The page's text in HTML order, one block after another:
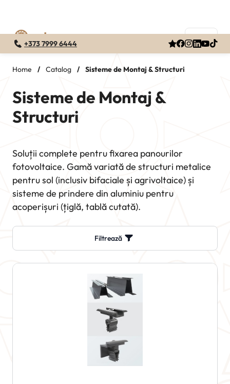
+373 7999 6444
Home / Catalog / Sisteme de Montaj & Structuri
Sisteme de Montaj &
Structuri
Soluții complete pentru fixarea panourilor
fotovoltaice. Gamă variată de structuri metalice
pentru sol (inclusiv bifaciale și agrivoltaice) și
sisteme de prindere din aluminiu pentru
acoperișuri (țiglă, tablă cutată).
Filtrează